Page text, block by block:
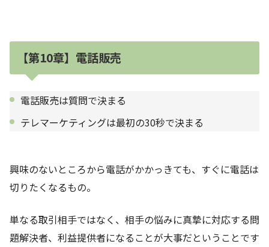
【第10章】電話販売
電話販売は質問で決まる
テレマーケティングは最初の30秒で決まる
興味のないところから電話がかかっきても、すぐに電話は
切りたくなるもの。
単なる取引相手ではなく、相手の悩みに真摯に対応する問
題解決者、利益提供者になることが大事だということです